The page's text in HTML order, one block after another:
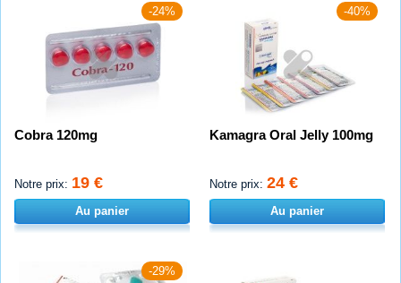
-24%
Cobra 120mg
Notre prix: 19 €
Au panier
-40%
Kamagra Oral Jelly 100mg
Notre prix: 24 €
Au panier
-29%